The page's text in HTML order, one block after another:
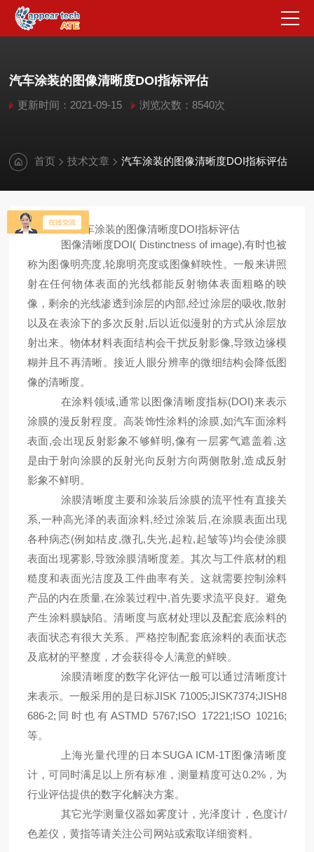
汽车涂装的图像清晰度DOI指标评估
更新时间：2021-09-15 浏览次数：8540次
首页 技术文章 汽车涂装的图像清晰度DOI指标评估
汽车涂装的图像清晰度DOI指标评估
图像清晰度DOI( Distinctness of image),有时也被
称为图像明亮度,轮廓明亮度或图像鲜映性。一般来讲照
射在任何物体表面的光线都能反射物体表面粗略的映
像，剩余的光线渗透到涂层的内部,经过涂层的吸收,散射
以及在表涂下的多次反射,后以近似漫射的方式从涂层放
射出来。物体材料表面结构会干扰反射影像,导致边缘模
糊并且不再清晰。接近人眼分辨率的微细结构会降低图
像的清晰度。
在涂料领域,通常以图像清晰度指标(DOI)来表示
涂膜的漫反射程度。高装饰性涂料的涂膜,如汽车面涂料
表面,会出现反射影象不够鲜明,像有一层雾气遮盖着,这
是由于射向涂膜的反射光向反射方向两侧散射,造成反射
影象不鲜明。
涂膜清晰度主要和涂装后涂膜的流平性有直接关
系,一种高光泽的表面涂料,经过涂装后,在涂膜表面出现
各种病态(例如桔皮,微孔,失光,起粒,起皱等)均会使涂膜
表面出现雾影,导致涂膜清晰度差。其次与工件底材的粗
糙度和表面光洁度及工件曲率有关。这就需要控制涂料
产品的内在质量,在涂装过程中,首先要求流平良好。避免
产生涂料膜缺陷。清晰度与底材处理以及配套底涂料的
表面状态有很大关系。严格控制配套底涂料的表面状态
及底材的平整度，才会获得令人满意的鲜映。
涂膜清晰度的数字化评估一般可以通过清晰度计
来表示。一般采用的是日标JISK 71005;JISK7374;JISH8
686-2; 同时也有 ASTMD 5767;ISO 17221;ISO 10216;
等。
上海光量代理的日本SUGA ICM-1T图像清晰度
计，可同时满足以上所有标准，测量精度可达0.2%，为
行业评估提供的数字化解决方案。
其它光学测量仪器如雾度计，光泽度计，色度计/
色差仪，黄指等请关注公司网站或索取详细资料。